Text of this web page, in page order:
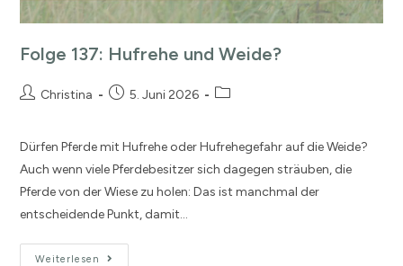
Folge 137: Hufrehe und Weide?
Christina 5. Juni 2026
Dürfen Pferde mit Hufrehe oder Hufrehegefahr auf die Weide?
Auch wenn viele Pferdebesitzer sich dagegen sträuben, die
Pferde von der Wiese zu holen: Das ist manchmal der
entscheidende Punkt, damit…
Weiterlesen